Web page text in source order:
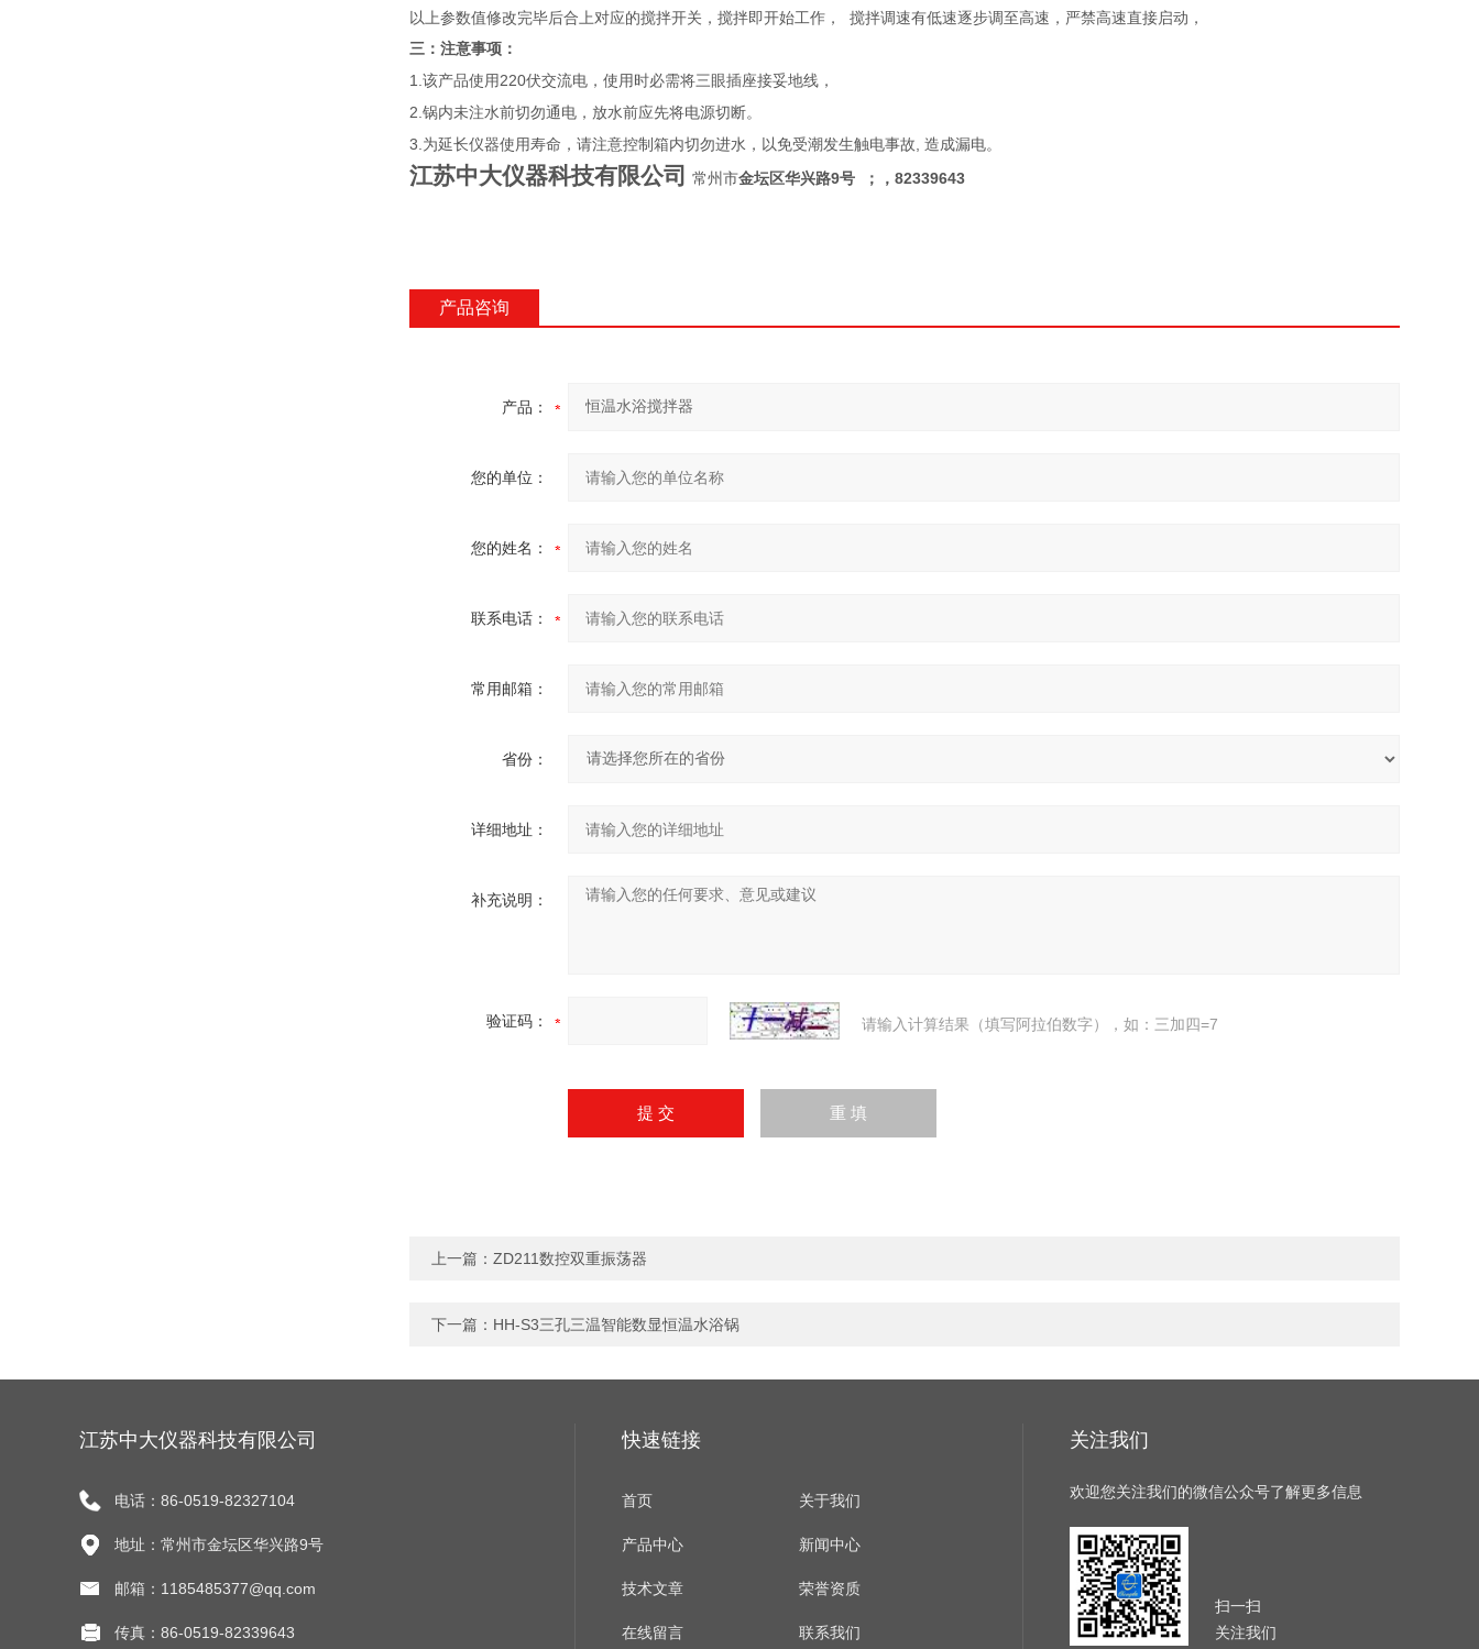
以上参数值修改完毕后合上对应的搅拌开关，搅拌即开始工作， 搅拌调速有低速逐步调至高速，严禁高速直接启动，
三：注意事项：
1. 该产品使用 220伏交流电，使用时必需将三眼插座接妥地线，
2. 锅内未注水前切勿通电，放水前应先将电源切断。
3. 为延长仪器使用寿命，请注意控制箱内切勿进水，以免受潮发生触电事故 造成漏电。
江苏中大仪器科技有限公司 常州市金坛区华兴路9号 ； ， 82339643
产品咨询
产品：
您的单位：
您的姓名：
联系电话：
常用邮箱：
省份：
详细地址：
补充说明：
验证码： 请输入计算结果（填写阿拉伯数字），如：三加四=7
上一篇： ZD211数控双重振荡器
下一篇： HH-S3三孔三温智能数显恒温水浴锅
江苏中大仪器科技有限公司
电话：86-0519-82327104
地址：常州市金坛区华兴路9号
邮箱：1185485377@qq.com
传真：86-0519-82339643
快速链接
首页 关于我们
产品中心 新闻中心
技术文章 荣誉资质
在线留言 联系我们
关注我们
欢迎您关注我们的微信公众号了解更多信息
扫一扫
关注我们